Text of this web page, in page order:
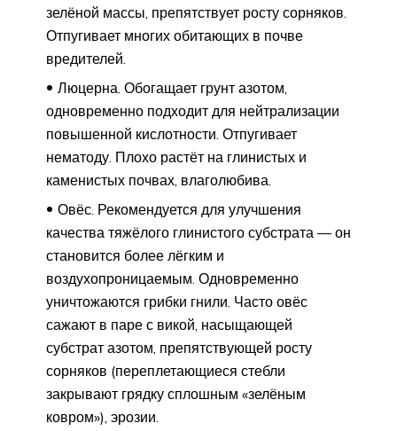
зелёной массы, препятствует росту сорняков.
Отпугивает многих обитающих в почве
вредителей.
Люцерна. Обогащает грунт азотом,
одновременно подходит для нейтрализации
повышенной кислотности. Отпугивает
нематоду. Плохо растёт на глинистых и
каменистых почвах, влаголюбива.
Овёс. Рекомендуется для улучшения
качества тяжёлого глинистого субстрата — он
становится более лёгким и
воздухопроницаемым. Одновременно
уничтожаются грибки гнили. Часто овёс
сажают в паре с викой, насыщающей
субстрат азотом, препятствующей росту
сорняков (переплетающиеся стебли
закрывают грядку сплошным «зелёным
ковром»), эрозии.